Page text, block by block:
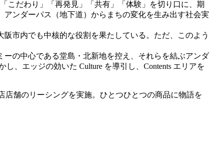
こだわり」「再発見」「共有」「体験」を切り口に、期
ンダーパス（地下道）からまちの変化を生み出す社会実
市内でも中核的な役割を果たしている。ただ、このよう
の中心である堂島・北新地を控え、それらを結ぶアンダ
、エッジの効いた Culture を導引し、Contents エリアを
舗のリーシングを実施。ひとつひとつの商品に物語を